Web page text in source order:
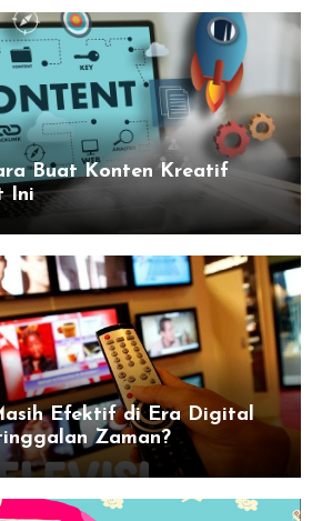
Buat Konten Kreatif
Ini
Efektif di Era Digital
Zaman?